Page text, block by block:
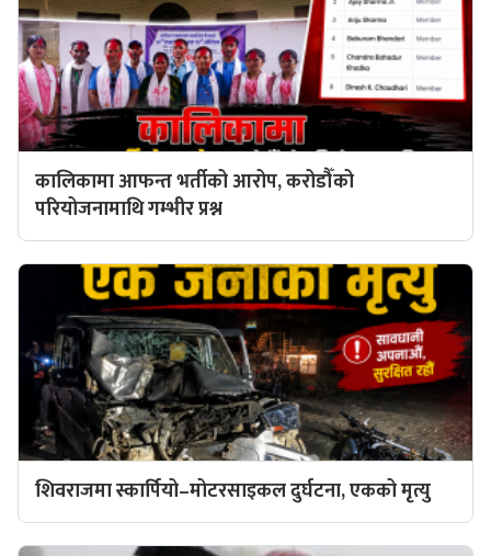
कालिकामा आफन्त भर्तीको आरोप, करोडौँको
परियोजनामाथि गम्भीर प्रश्न
शिवराजमा स्कार्पियो–मोटरसाइकल दुर्घटना, एकको मृत्यु